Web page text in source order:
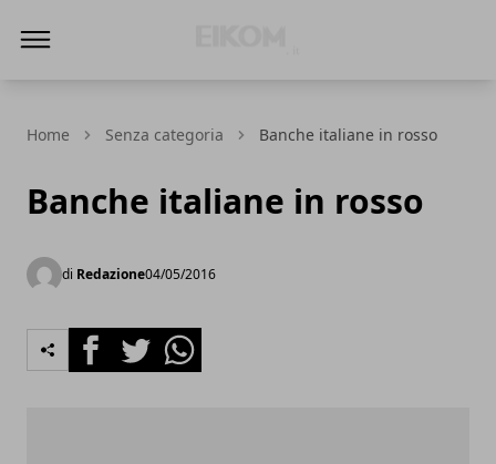
Home Senza categoria Banche italiane in rosso
Banche italiane in rosso
di Redazione04/05/2016
FacebookTwitterWhatsapp